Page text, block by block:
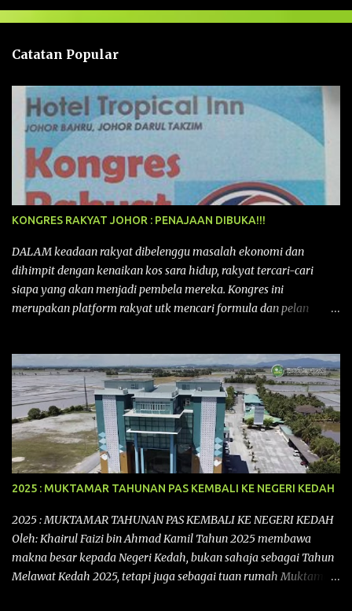
a
n
Catatan Popular
KONGRES RAKYAT JOHOR : PENAJAAN DIBUKA!!!
DALAM keadaan rakyat dibelenggu masalah ekonomi dan
dihimpit dengan kenaikan kos sara hidup, rakyat tercari-cari
siapa yang akan menjadi pembela mereka. Kongres ini
merupakan platform rakyat utk mencari formula dan pelan
pertama yang telah diadakan pada 12 September 2015 di Shah
Alam, Selangor, di peringkat kebangsaan dengan tema
“MEMBINA MALAYSIA SEJAHTERA”, Kongre s Rakyat di
peringkat negeri-negeri mula diadakan. Isu-isu rakyat yang telah
ditimbulkan di peringkat kebangsaan termasuklah isu-isu
ekonomi, sosial, pendidikan, pengurusan sumber, kesihatan,
budaya, pembangunan bandar dan desa, kos dan kualiti hidup
dan perundangan. Di peringkat negeri pula, isu akan dijuruskan
dengan lebih terperinci perkara-perkara tersebut dengan keadaan
setempat. Kongres Rakyat Johor ini akan melibat pelbagai pihak
dari pelbagai latar belakang yang ingin ...
2025 : MUKTAMAR TAHUNAN PAS KEMBALI KE NEGERI KEDAH
2025 : MUKTAMAR TAHUNAN PAS KEMBALI KE NEGERI KEDAH
Oleh: Khairul Faizi bin Ahmad Kamil Tahun 2025 membawa
makna besar kepada Negeri Kedah, bukan sahaja sebagai Tahun
Melawat Kedah 2025, tetapi juga sebagai tuan rumah Muktamar